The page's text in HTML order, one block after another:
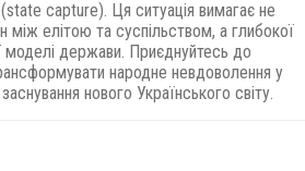
capture). Ця ситуація вимагає не
між елітою та суспільством, а глибокої
моделі держави. Приєднуйтесь до
народне невдоволення у
нового Українського світу.